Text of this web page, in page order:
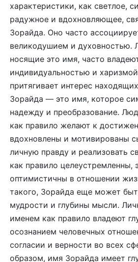
характеристики, как светлое,
радужное и вдохновляющее,
Зорайда. Оно часто
великодушием и духовностью.
носящие это имя, часто
индивидуальностью и
притягивает интерес
Зорайда — это имя, которое
надежду и преобразование.
как правило желают к
вдохновлены и мотивированы
личную правду и реализовать
как правило целеустремленны,
оптимистичны в отношении
такого, Зорайда еще может
мудрости и глубины мысли.
именем как правило владеют
осознанием человечных
согласии и верности во всех
образом, имя Зорайда имеет